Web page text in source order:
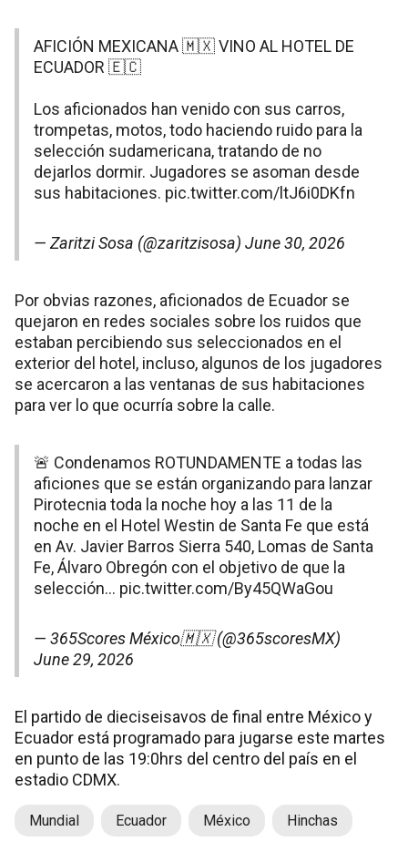
AFICIÓN MEXICANA 🇲🇽 VINO AL HOTEL DE
ECUADOR 🇪🇨
Los aficionados han venido con sus carros,
trompetas, motos, todo haciendo ruido para la
selección sudamericana, tratando de no
dejarlos dormir. Jugadores se asoman desde
sus habitaciones. pic.twitter.com/ltJ6i0DKfn
— Zaritzi Sosa (@zaritzisosa) June 30, 2026
Por obvias razones, aficionados de Ecuador se
quejaron en redes sociales sobre los ruidos que
estaban percibiendo sus seleccionados en el
exterior del hotel, incluso, algunos de los jugadores
se acercaron a las ventanas de sus habitaciones
para ver lo que ocurría sobre la calle.
🚨 Condenamos ROTUNDAMENTE a todas las
aficiones que se están organizando para lanzar
Pirotecnia toda la noche hoy a las 11 de la
noche en el Hotel Westin de Santa Fe que está
en Av. Javier Barros Sierra 540, Lomas de Santa
Fe, Álvaro Obregón con el objetivo de que la
selección… pic.twitter.com/By45QWaGou
— 365Scores México🇲🇽 (@365scoresMX)
June 29, 2026
El partido de dieciseisavos de final entre México y
Ecuador está programado para jugarse este martes
en punto de las 19:0hrs del centro del país en el
estadio CDMX.
Mundial Ecuador México Hinchas